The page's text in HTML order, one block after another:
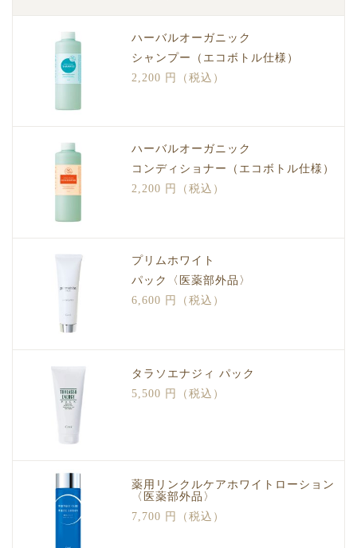
ハーバルオーガニック
シャンプー（エコボトル仕様）
2,200 円（税込）
ハーバルオーガニック
コンディショナー（エコボトル仕様）
2,200 円（税込）
プリムホワイト
パック〈医薬部外品〉
6,600 円（税込）
タラソエナジィ パック
5,500 円（税込）
薬用リンクルケアホワイトローション
〈医薬部外品〉
7,700 円（税込）